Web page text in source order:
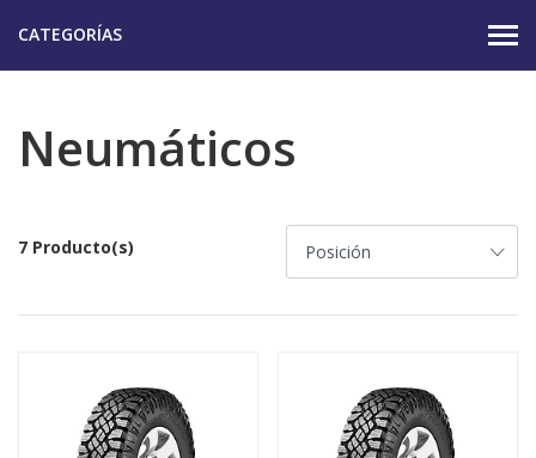
CATEGORÍAS
Neumáticos
7 Producto(s)